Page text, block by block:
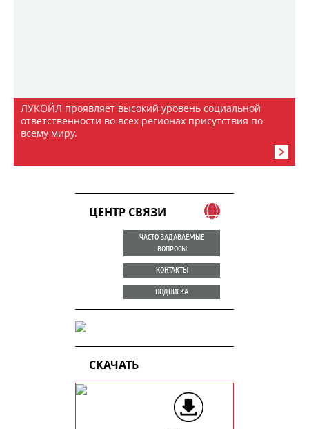
ЛУКОЙЛ проявляет высокий уровень социальной
ответственности во всех регионах присутствия по
всему миру.
ЦЕНТР СВЯЗИ
ЧАСТО ЗАДАВАЕМЫЕ
ВОПРОСЫ
КОНТАКТЫ
ПОДПИСКА
СКАЧАТЬ